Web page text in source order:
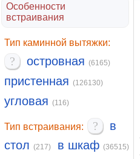
Особенности
встраивания
Тип каминной вытяжки:
? островная (6165)
пристенная (126130)
угловая (116)
Тип встраивания: ?
в
стол (217) в шкаф (36515)